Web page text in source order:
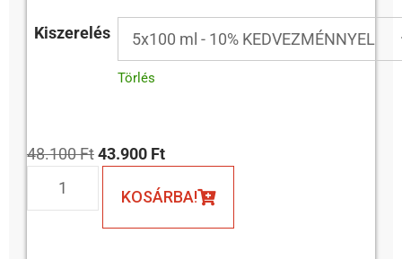
Kiszerelés
Törlés
48.100Ft43.900 Ft
KOSÁRBA!